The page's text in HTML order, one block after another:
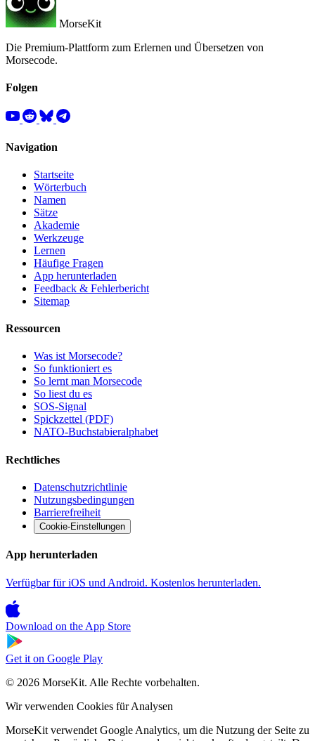
MorseKit
Die Premium-Plattform zum Erlernen und Übersetzen von
Morsecode.
Folgen
Navigation
Startseite
Wörterbuch
Namen
Sätze
Akademie
Werkzeuge
Lernen
Häufige Fragen
App herunterladen
Feedback & Fehlerbericht
Sitemap
Ressourcen
Was ist Morsecode?
So funktioniert es
So lernt man Morsecode
So liest du es
SOS-Signal
Spickzettel (PDF)
NATO-Buchstabieralphabet
Rechtliches
Datenschutzrichtlinie
Nutzungsbedingungen
Barrierefreiheit
Cookie-Einstellungen
App herunterladen
Verfügbar für iOS und Android. Kostenlos herunterladen.
Download on the App Store
Get it on Google Play
© 2026 MorseKit. Alle Rechte vorbehalten.
Wir verwenden Cookies für Analysen
MorseKit verwendet Google Analytics, um die Nutzung der Seite zu